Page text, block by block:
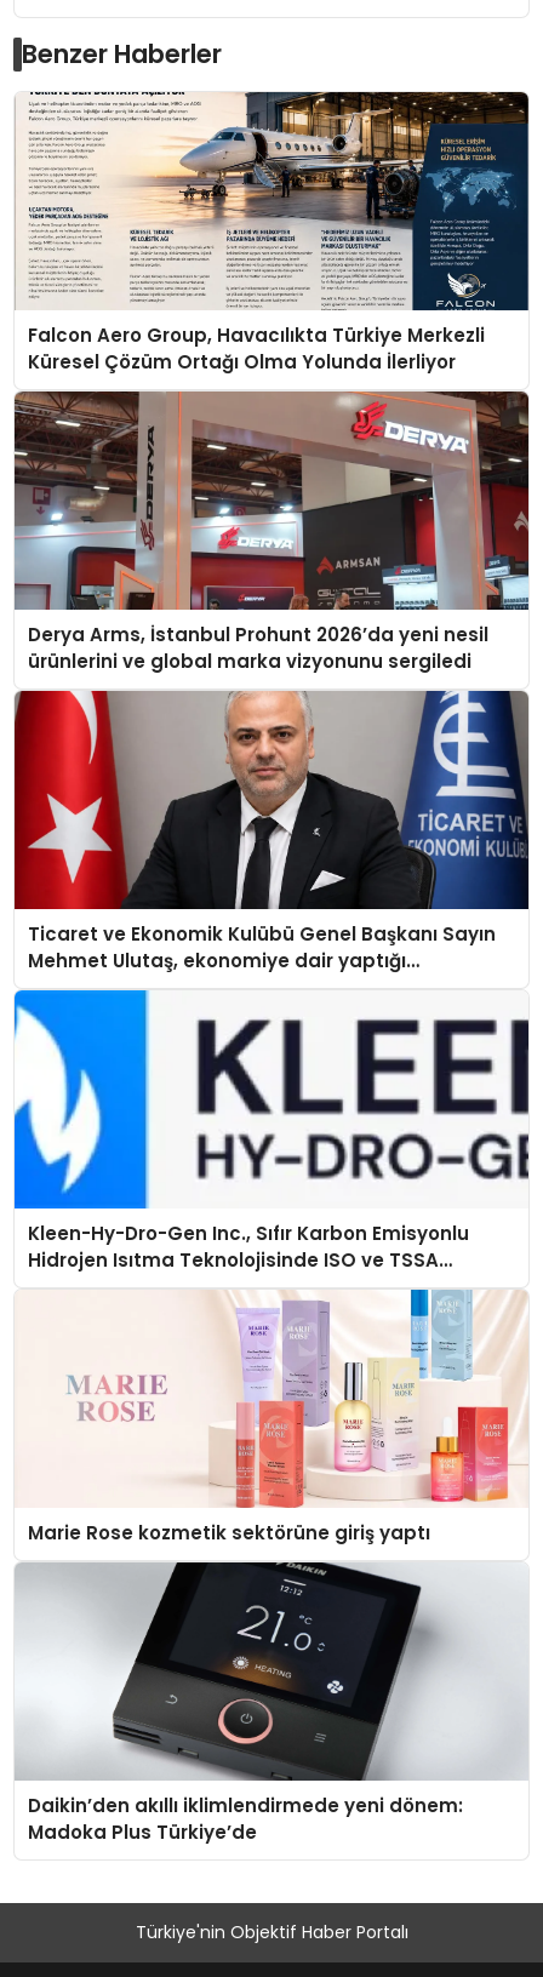
Benzer Haberler
Falcon Aero Group, Havacılıkta Türkiye Merkezli
Küresel Çözüm Ortağı Olma Yolunda İlerliyor
Derya Arms, İstanbul Prohunt 2026’da yeni nesil
ürünlerini ve global marka vizyonunu sergiledi
Ticaret ve Ekonomik Kulübü Genel Başkanı Sayın
Mehmet Ulutaş, ekonomiye dair yaptığı
açıklamada şunları kaydetti:
Kleen-Hy-Dro-Gen Inc., Sıfır Karbon Emisyonlu
Hidrojen Isıtma Teknolojisinde ISO ve TSSA
Düzenleyici Onaylarını Aldı
Marie Rose kozmetik sektörüne giriş yaptı
Daikin’den akıllı iklimlendirmede yeni dönem:
Madoka Plus Türkiye’de
Türkiye'nin Objektif Haber Portalı